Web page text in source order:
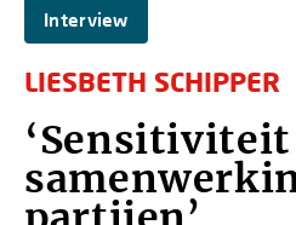
Interview
LIESBETH SCHIPPER